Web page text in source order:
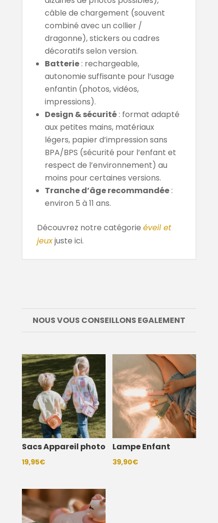
câble de chargement (souvent
combiné avec un collier /
dragonne), stickers ou cadres
décoratifs selon version.
Batterie: rechargeable,
autonomie suffisante pour l’usage
enfantin (photos, vidéos,
impressions).
Design & sécurité: format adapté
aux petites mains, matériaux
légers, papier d’impression sans
BPA/BPS (sécurité pour l’enfant et
respect de l’environnement) au
moins pour certaines versions.
Tranche d’âge recommandée:
environ 5 à 11 ans.
Découvrez notre catégorie éveil et
jeuxjuste ici.
NOUS VOUS CONSEILLONS EGALEMENT
Sacs Appareil photo
19,95€
Lampe Enfant
39,90€